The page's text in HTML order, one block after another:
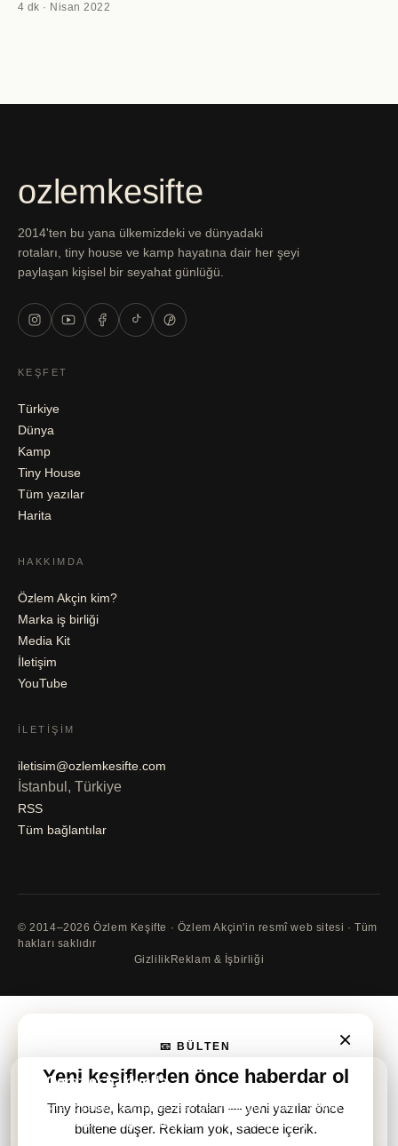
4 dk · Nisan 2022
ozlemkesifte
2014'ten bu yana ülkemizdeki ve dünyadaki
rotaları, tiny house ve kamp hayatına dair her şeyi
paylaşan kişisel bir seyahat günlüğü.
KEŞFET
Türkiye
Dünya
Kamp
Tiny House
Tüm yazılar
Harita
HAKKIMDA
Özlem Akçin kim?
Marka iş birliği
Media Kit
İletişim
YouTube
İLETIŞIM
iletisim@ozlemkesifte.com
İstanbul, Türkiye
RSS
Tüm bağlantılar
© 2014–2026 Özlem Keşifte · Özlem Akçin'in resmî web sitesi · Tüm
hakları saklıdır
Gizlilik Reklam & İşbirliği
×
📧 BÜLTEN
Yeni keşiflerden önce haberdar ol
Tiny house, kamp, gezi rotaları — yeni yazılar önce
bültene düşer. Reklam yok, sadece içerik.
🍪 Çerezler hakkında
Bu site, ziyaretçi sayısı ve nasıl gezildiği gibi anonim verileri
öğrenmek içinGoogle AnalyticsveMicrosoft Claritykullanmak
Daha fazla bilgi